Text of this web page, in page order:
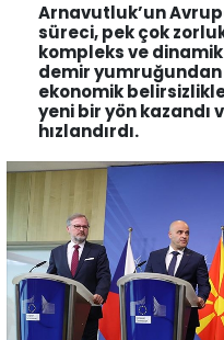
Arnavutluk’un
süreci, pek çok
kompleks ve dinamik
demir
ekonomik
yeni bir yön kazandı
hızlandırdı.